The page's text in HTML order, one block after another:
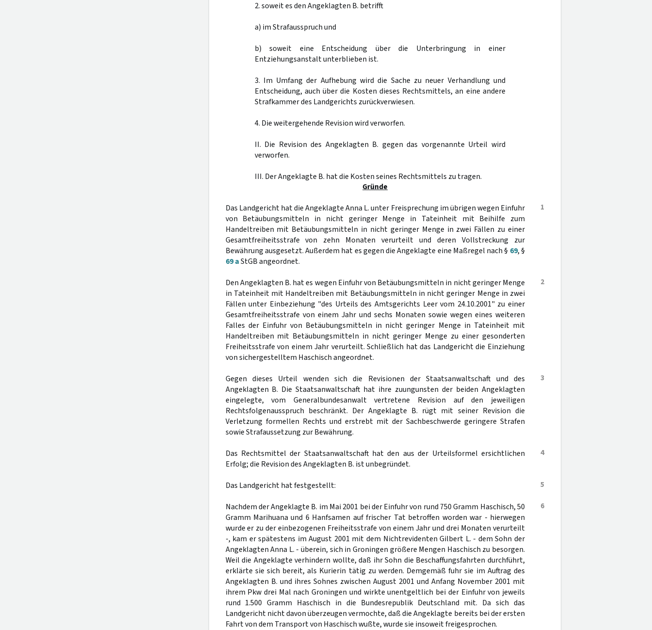
2. soweit es den Angeklagten B. betrifft
a) im Strafausspruch und
b) soweit eine Entscheidung über die Unterbringung in einer
Entziehungsanstalt unterblieben ist.
3. Im Umfang der Aufhebung wird die Sache zu neuer Verhandlung und
Entscheidung, auch über die Kosten dieses Rechtsmittels, an eine andere
Strafkammer des Landgerichts zurückverwiesen.
4. Die weitergehende Revision wird verworfen.
II. Die Revision des Angeklagten B. gegen das vorgenannte Urteil wird
verworfen.
III. Der Angeklagte B. hat die Kosten seines Rechtsmittels zu tragen.
Gründe
1
Das Landgericht hat die Angeklagte Anna L. unter Freisprechung im übrigen wegen Einfuhr
von Betäubungsmitteln in nicht geringer Menge in Tateinheit mit Beihilfe zum
Handeltreiben mit Betäubungsmitteln in nicht geringer Menge in zwei Fällen zu einer
Gesamtfreiheitsstrafe von zehn Monaten verurteilt und deren Vollstreckung zur
Bewährung ausgesetzt. Außerdem hat es gegen die Angeklagte eine Maßregel nach § 69, §
69 aStGB angeordnet.
2
Den Angeklagten B. hat es wegen Einfuhr von Betäubungsmitteln in nicht geringer Menge
in Tateinheit mit Handeltreiben mit Betäubungsmitteln in nicht geringer Menge in zwei
Fällen unter Einbeziehung "des Urteils des Amtsgerichts Leer vom 24.10.2001" zu einer
Gesamtfreiheitsstrafe von einem Jahr und sechs Monaten sowie wegen eines weiteren
Falles der Einfuhr von Betäubungsmitteln in nicht geringer Menge in Tateinheit mit
Handeltreiben mit Betäubungsmitteln in nicht geringer Menge zu einer gesonderten
Freiheitsstrafe von einem Jahr verurteilt. Schließlich hat das Landgericht die Einziehung
von sichergestelltem Haschisch angeordnet.
3
Gegen dieses Urteil wenden sich die Revisionen der Staatsanwaltschaft und des
Angeklagten B. Die Staatsanwaltschaft hat ihre zuungunsten der beiden Angeklagten
eingelegte, vom Generalbundesanwalt vertretene Revision auf den jeweiligen
Rechtsfolgenausspruch beschränkt. Der Angeklagte B. rügt mit seiner Revision die
Verletzung formellen Rechts und erstrebt mit der Sachbeschwerde geringere Strafen
sowie Strafaussetzung zur Bewährung.
4
Das Rechtsmittel der Staatsanwaltschaft hat den aus der Urteilsformel ersichtlichen
Erfolg; die Revision des Angeklagten B. ist unbegründet.
5
Das Landgericht hat festgestellt:
6
Nachdem der Angeklagte B. im Mai 2001 bei der Einfuhr von rund 750 Gramm Haschisch, 50
Gramm Marihuana und 6 Hanfsamen auf frischer Tat betroffen worden war - hierwegen
wurde er zu der einbezogenen Freiheitsstrafe von einem Jahr und drei Monaten verurteilt
-, kam er spätestens im August 2001 mit dem Nichtrevidenten Gilbert L. - dem Sohn der
Angeklagten Anna L. - überein, sich in Groningen größere Mengen Haschisch zu besorgen.
Weil die Angeklagte verhindern wollte, daß ihr Sohn die Beschaffungsfahrten durchführt,
erklärte sie sich bereit, als Kurierin tätig zu werden. Demgemäß fuhr sie im Auftrag des
Angeklagten B. und ihres Sohnes zwischen August 2001 und Anfang November 2001 mit
ihrem Pkw drei Mal nach Groningen und wirkte unentgeltlich bei der Einfuhr von jeweils
rund 1.500 Gramm Haschisch in die Bundesrepublik Deutschland mit. Da sich das
Landgericht nicht davon überzeugen vermochte, daß die Angeklagte bereits bei der ersten
Fahrt von dem Transport von Haschisch wußte, wurde sie insoweit freigesprochen.